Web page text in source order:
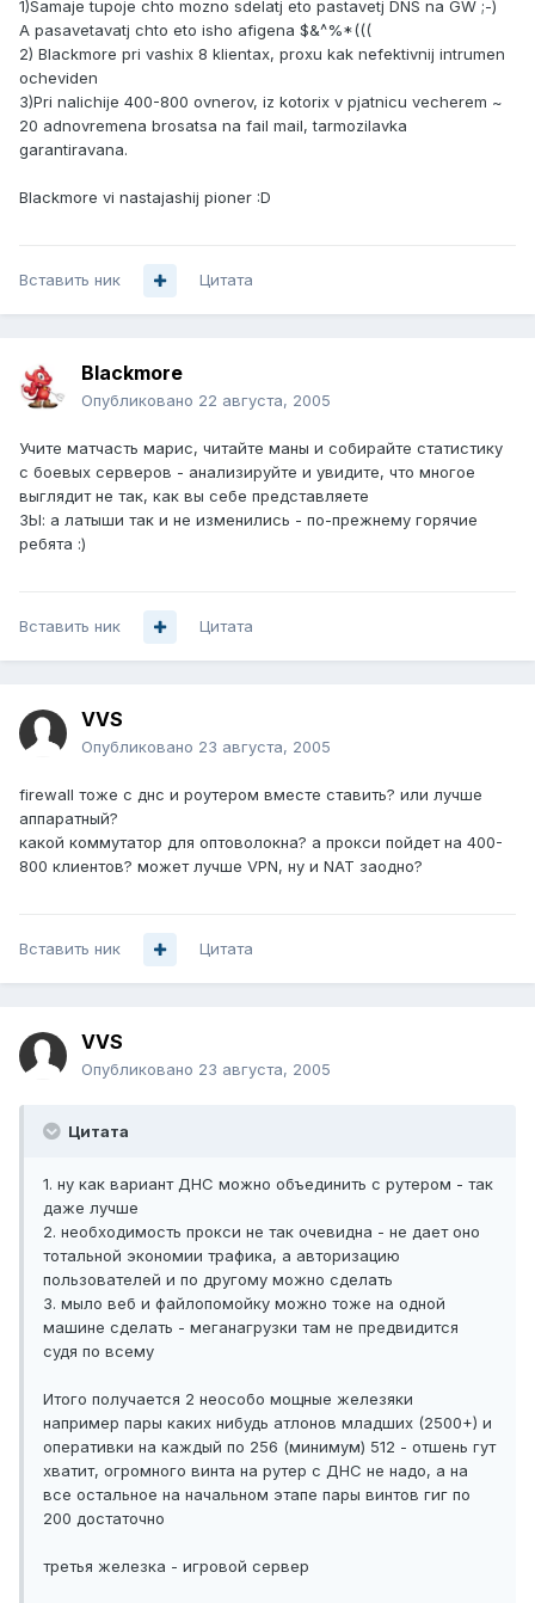
1)Samaje tupoje chto mozno sdelatj eto pastavetj DNS na GW ;-)
A pasavetavatj chto eto isho afigena $&^%*(((
2) Blackmore pri vashix 8 klientax, proxu kak nefektivnij intrumen
ocheviden
3)Pri nalichije 400-800 ovnerov, iz kotorix v pjatnicu vecherem ~
20 adnovremena brosatsa na fail mail, tarmozilavka
garantiravana.
Blackmore vi nastajashij pioner :D
Вставить ник Цитата
Blackmore
Опубликовано 22 августа, 2005
Учите матчасть марис, читайте маны и собирайте статистику
с боевых серверов - анализируйте и увидите, что многое
выглядит не так, как вы себе представляете
ЗЫ: а латыши так и не изменились - по-прежнему горячие
ребята :)
Вставить ник Цитата
VVS
Опубликовано 23 августа, 2005
firewall тоже с днс и роутером вместе ставить? или лучше
аппаратный?
какой коммутатор для оптоволокна? а прокси пойдет на 400-
800 клиентов? может лучше VPN, ну и NAT заодно?
Вставить ник Цитата
VVS
Опубликовано 23 августа, 2005
Цитата
1. ну как вариант ДНС можно объединить с рутером - так
даже лучше
2. необходимость прокси не так очевидна - не дает оно
тотальной экономии трафика, а авторизацию
пользователей и по другому можно сделать
3. мыло веб и файлопомойку можно тоже на одной
машине сделать - меганагрузки там не предвидится
судя по всему
Итого получается 2 неособо мощные железяки
например пары каких нибудь атлонов младших (2500+) и
оперативки на каждый по 256 (минимум) 512 - отшень гут
хватит, огромного винта на рутер с ДНС не надо, а на
все остальное на начальном этапе пары винтов гиг по
200 достаточно
третья железка - игровой сервер